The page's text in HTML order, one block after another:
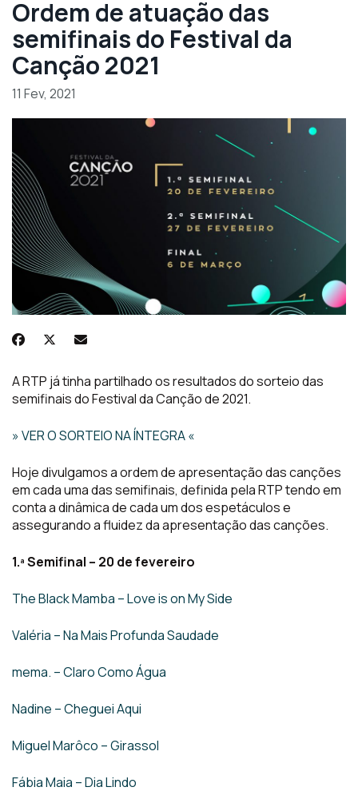
Ordem de atuação das
semifinais do Festival da
Canção 2021
11 Fev, 2021
A RTP já tinha partilhado os resultados do sorteio das
semifinais do Festival da Canção de 2021.
» VER O SORTEIO NA ÍNTEGRA «
Hoje divulgamos a ordem de apresentação das canções
em cada uma das semifinais, definida pela RTP tendo em
conta a dinâmica de cada um dos espetáculos e
assegurando a fluidez da apresentação das canções.
1.ª Semifinal – 20 de fevereiro
The Black Mamba – Love is on My Side
Valéria – Na Mais Profunda Saudade
mema. – Claro Como Água
Nadine – Cheguei Aqui
Miguel Marôco – Girassol
Fábia Maia – Dia Lindo